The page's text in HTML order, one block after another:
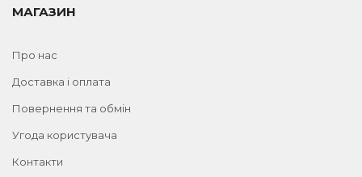
МАГАЗИН
Про нас
Доставка і оплата
Повернення та обмін
Угода користувача
Контакти